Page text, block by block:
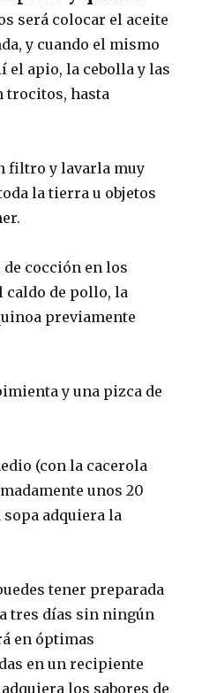
será colocar el aceite
y cuando el mismo
el apio, la cebolla y las
trocitos, hasta
filtro y lavarla muy
la tierra u objetos
cocción en los
caldo de pollo, la
previamente
y una pizca de
(con la cacerola
unos 20
adquiera la
tener preparada
tres días sin ningún
en óptimas
en un recipiente
los sabores de